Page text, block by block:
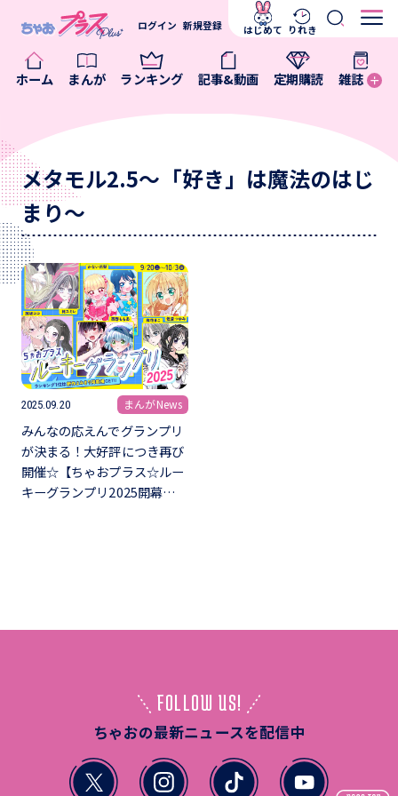
ホーム まんが ランキング 記事&動画 定期購読 雑誌
ログイン 新規登録 はじめて りれき
メタモル2.5～「好き」は魔法のはじ
まり～
2025.09.20 まんがNews
みんなの応えんでグランプリ
が決まる！大好評につき再び
開催☆【ちゃおプラス☆ルー
キーグランプリ2025開幕…
FOLLOW US!
ちゃおの最新ニュースを配信中